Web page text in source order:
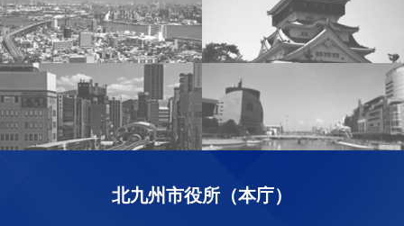
北九州市役所（本庁）